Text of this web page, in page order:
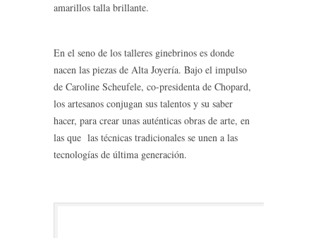
amarillos talla brillante.
En el seno de los talleres ginebrinos es donde
nacen las piezas de Alta Joyería. Bajo el impulso
de Caroline Scheufele, co-presidenta de Chopard,
los artesanos conjugan sus talentos y su saber
hacer, para crear unas auténticas obras de arte, en
las que las técnicas tradicionales se unen a las
tecnologías de última generación.